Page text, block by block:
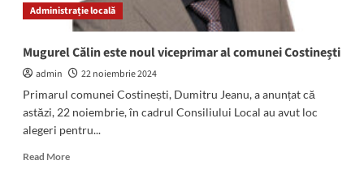
Administrație locală
Mugurel Călin este noul viceprimar al comunei Costinești
admin
22 noiembrie 2024
Primarul comunei Costinești, Dumitru Jeanu, a anunțat că
astăzi, 22 noiembrie, în cadrul Consiliului Local au avut loc
alegeri pentru...
Read MoreRead